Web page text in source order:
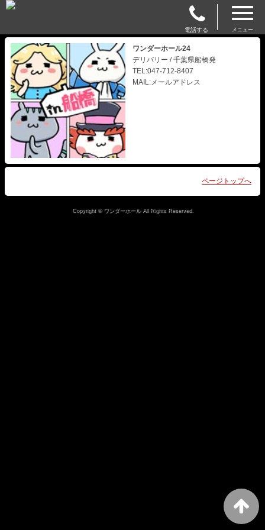
電話する メニュー
ワンダーホール24
デリバリー / 千葉県船橋発
TEL:047-712-8407
MAIL:メールアドレス
ページトップへ
Copyright © ワンダーホール All Rights Reserved.